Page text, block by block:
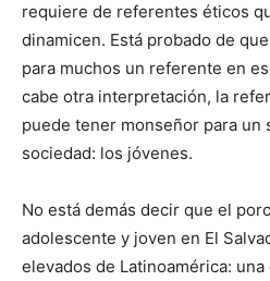
requiere de referentes éticos
dinamicen. Está probado de
para muchos un referente en
cabe otra interpretación, la
puede tener monseñor para
sociedad: los jóvenes.
No está demás decir que el
adolescente y joven en El
elevados de Latinoamérica: